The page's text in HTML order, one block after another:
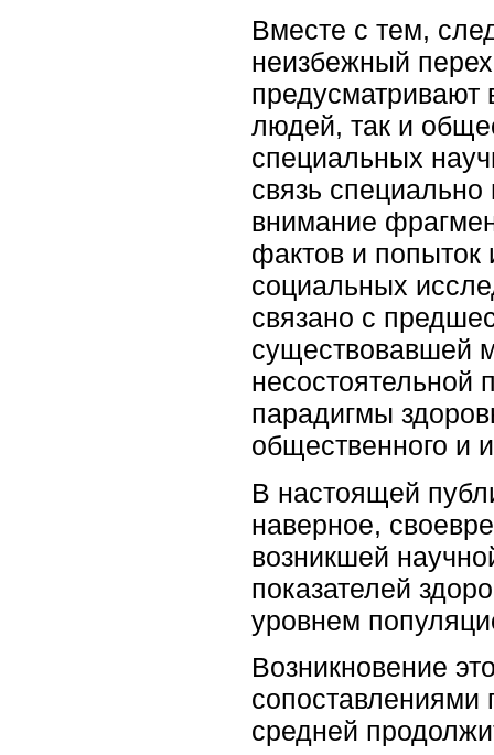
Вместе с тем,
неизбежный
предусматривают
людей, так и
специальных
связь
внимание
фактов и попыток
социальных
связано с
существовавшей
парадигмы
общественного и
В настоящей
наверное,
возникшей
показателей
уровнем
Возникновение
сопоставлениями
средней